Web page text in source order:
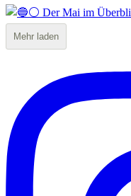
Mehr laden